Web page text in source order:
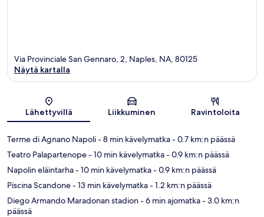
Kartta
Via Provinciale San Gennaro, 2, Naples, NA, 80125
Näytä kartalla
Lähettyvillä Liikkuminen Ravintoloita
Terme di Agnano Napoli- 8 min kävelymatka- 0.7 km:n päässä
Teatro Palapartenope- 10 min kävelymatka- 0.9 km:n päässä
Napolin eläintarha- 10 min kävelymatka- 0.9 km:n päässä
Piscina Scandone- 13 min kävelymatka- 1.2 km:n päässä
Diego Armando Maradonan stadion- 6 min ajomatka- 3.0 km:n
päässä